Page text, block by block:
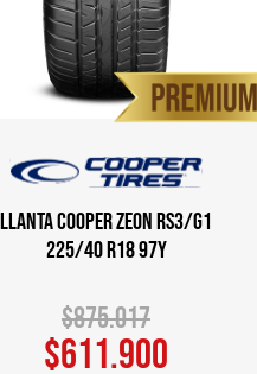
Llanta COOPER ZEON RS3/G1
225/40 R18 97Y
$875.017
$611.900